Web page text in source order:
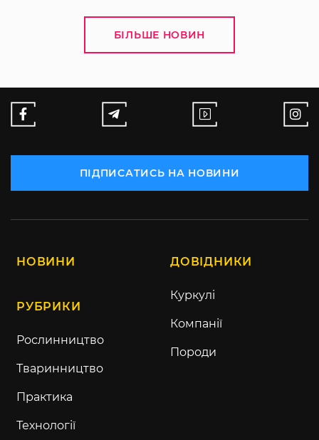
БІЛЬШЕ НОВИН
ПІДПИСАТИСЬ НА НОВИНИ
НОВИНИ
РУБРИКИ
Рослинництво
Тваринництво
Практика
Технології
ДОВІДНИКИ
Куркулі
Компанії
Породи